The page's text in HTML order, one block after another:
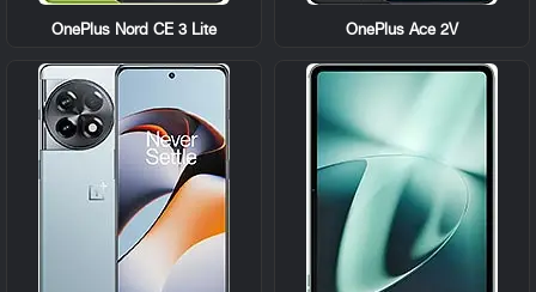
OnePlus Ace 2V
OnePlus Nord CE 3 Lite